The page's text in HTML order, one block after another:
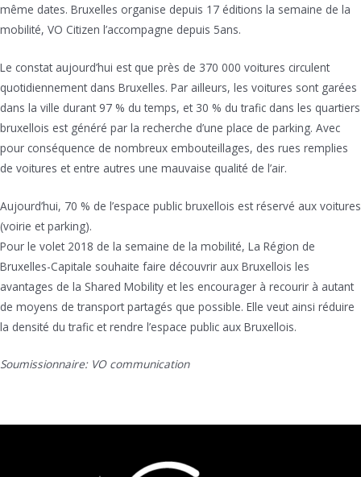
même dates. Bruxelles organise depuis 17 éditions la semaine de la
mobilité, VO Citizen l’accompagne depuis 5ans.
Le constat aujourd’hui est que près de 370 000 voitures circulent
quotidiennement dans Bruxelles. Par ailleurs, les voitures sont garées
dans la ville durant 97 % du temps, et 30 % du trafic dans les quartiers
bruxellois est généré par la recherche d’une place de parking. Avec
pour conséquence de nombreux embouteillages, des rues remplies
de voitures et entre autres une mauvaise qualité de l’air.
Aujourd’hui, 70 % de l’espace public bruxellois est réservé aux voitures
(voirie et parking).
Pour le volet 2018 de la semaine de la mobilité, La Région de
Bruxelles-Capitale souhaite faire découvrir aux Bruxellois les
avantages de la Shared Mobility et les encourager à recourir à autant
de moyens de transport partagés que possible. Elle veut ainsi réduire
la densité du trafic et rendre l’espace public aux Bruxellois.
Soumissionnaire: VO communication